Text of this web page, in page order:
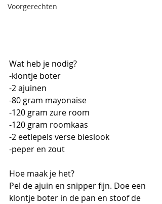
Voorgerechten
Wat heb je nodig?
-klontje boter
-2 ajuinen
-80 gram mayonaise
-120 gram zure room
-120 gram roomkaas
-2 eetlepels verse bieslook
-peper en zout
Hoe maak je het?
Pel de ajuin en snipper fijn. Doe een
klontje boter in de pan en stoof de